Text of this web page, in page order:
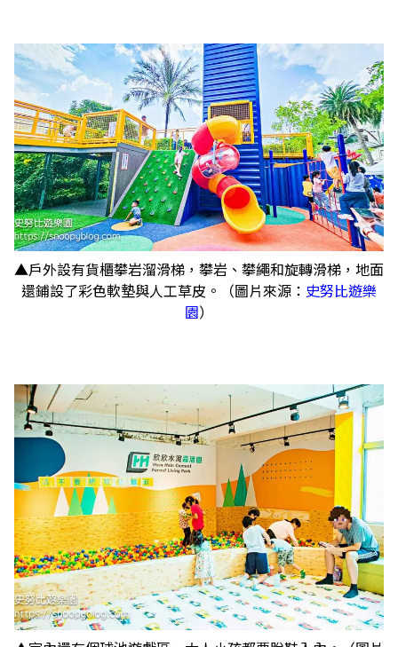
▲戶外設有貨櫃攀岩溜滑梯，攀岩、攀繩和旋轉滑梯，地面
還鋪設了彩色軟墊與人工草皮。（圖片來源： 史努比遊樂
園）